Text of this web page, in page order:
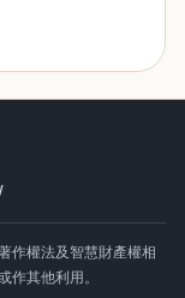
作權法及智慧財產權相
作其他利用。